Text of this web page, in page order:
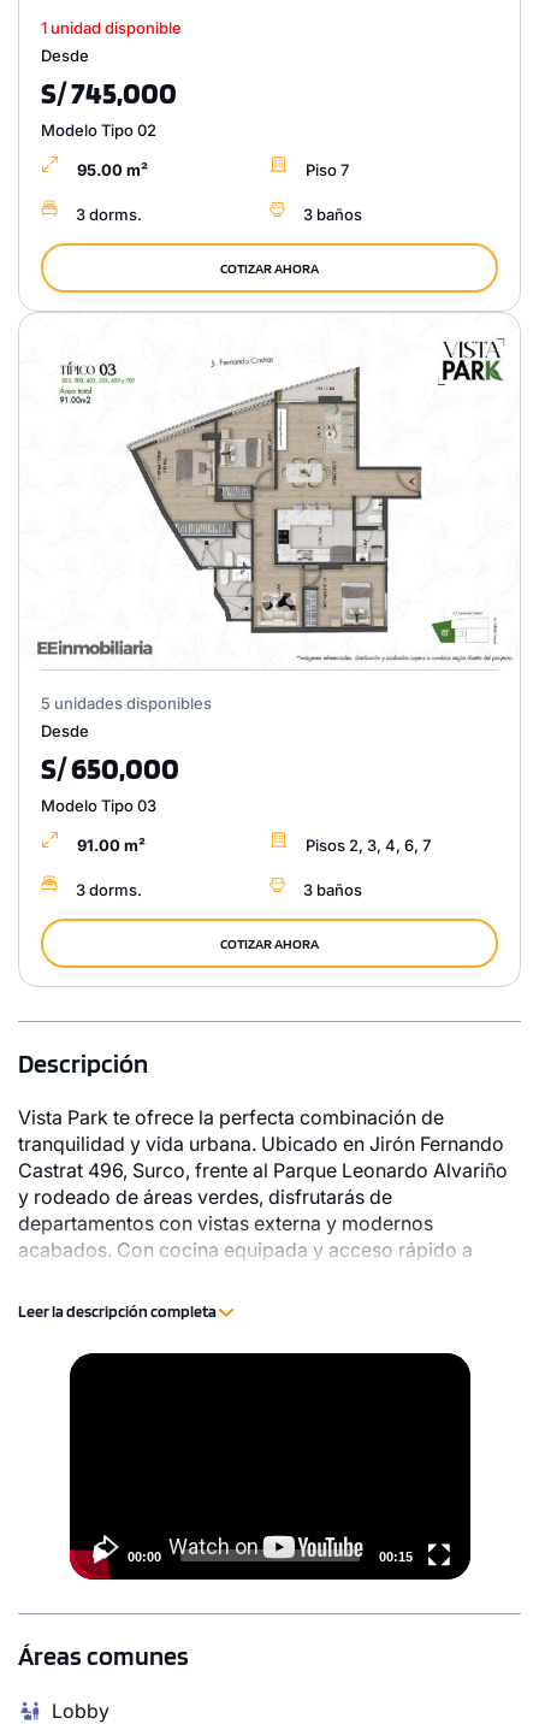
1 unidad disponible
Desde
S/ 745,000
Modelo Tipo 02
95.00 m² Piso 7
3 dorms. 3 baños
COTIZAR AHORA
5 unidades disponibles
Desde
S/ 650,000
Modelo Tipo 03
91.00 m² Pisos 2, 3, 4, 6, 7
3 dorms. 3 baños
COTIZAR AHORA
1 unidad disponible
3 dorms. 4 baños
COTIZAR AHORA
Descripción
Vista Park te ofrece la perfecta combinación de
tranquilidad y vida urbana. Ubicado en Jirón Fernando
Castrat 496, Surco, frente al Parque Leonardo Alvariño
y rodeado de áreas verdes, disfrutarás de
departamentos con vistas externa y modernos
acabados. Con cocina equipada y acceso rápido a
restaurantes y centros comerciales, sin renunciar a la
Leer la descripción completa
Video
00:00 00:15
Áreas comunes
Lobby